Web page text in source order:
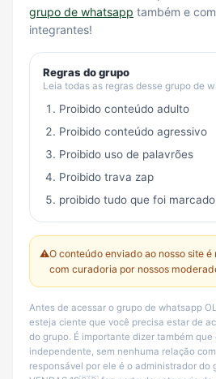
grupo de whatsapp também e
integrantes!
Regras do grupo
Leia todas as regras desse grupo de
Proibido conteúdo adulto
Proibido conteúdo agressivo
Proibido uso de palavrões
Proibido trava zap
proibido tudo que foi marcado
⚠️O conteúdo enviado ao nosso site
com curadoria por nossos
Antes de acessar o grupo de whatsapp
esteja ciente que você precisa estar de
do grupo. É importante dizer também que
independente, sem nenhuma relação
responsável por ele é o administrador do